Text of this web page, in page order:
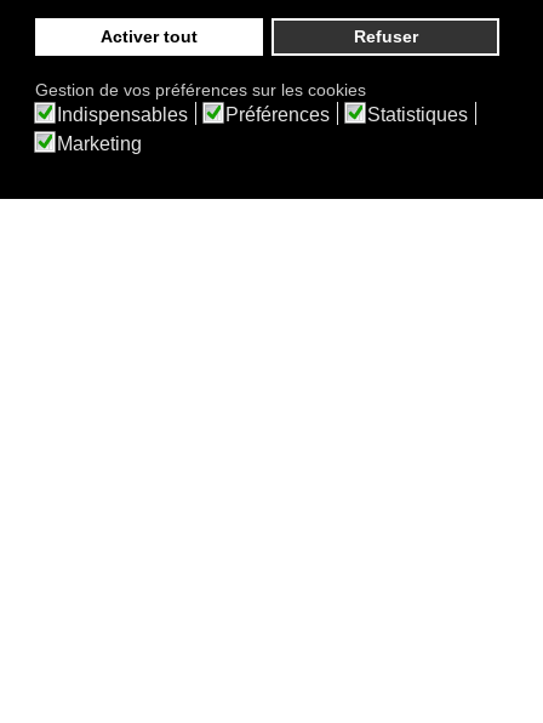
Activer tout Refuser
Gestion de vos préférences sur les cookies
Indispensables Préférences
Statistiques
Marketing
Titre de l'ouvrage :
Voir Effacer